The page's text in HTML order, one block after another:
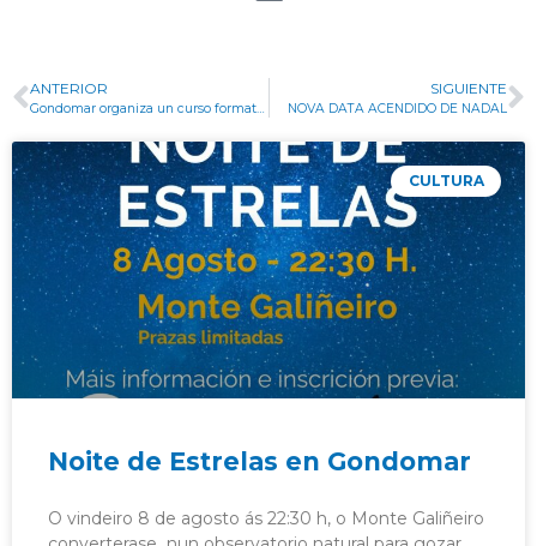
ANTERIOR
Gondomar organiza un curso formativo sobre o bo uso dos videoxogos e a prevención de riscos dixitais
SIGUIENTE
NOVA DATA ACENDIDO DE NADAL
CULTURA
Noite de Estrelas en Gondomar
O vindeiro 8 de agosto ás 22:30 h, o Monte Galiñeiro